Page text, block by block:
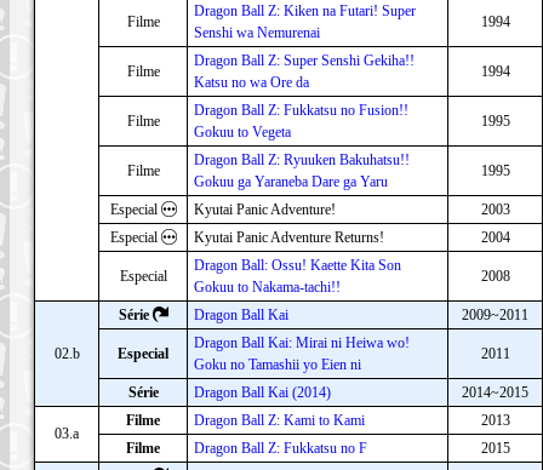
Filme
Dragon Ball Z: Kiken na Futari! Super
Senshi wa Nemurenai
1994
Filme
Dragon Ball Z: Super Senshi Gekiha!!
Katsu no wa Ore da
1994
Filme
Dragon Ball Z: Fukkatsu no Fusion!!
Gokuu to Vegeta
1995
Filme
Dragon Ball Z: Ryuuken Bakuhatsu!!
Gokuu ga Yaraneba Dare ga Yaru
1995
Especial Kyutai Panic Adventure!
2003
Especial
Kyutai Panic Adventure Returns! 2004
Especial
Dragon Ball: Ossu! Kaette Kita Son
Gokuu to Nakama-tachi!!
2008
02.b
Série Dragon Ball Kai 2009~2011
Especial
Dragon Ball Kai: Mirai ni Heiwa wo!
Goku no Tamashii yo Eien ni
2011
Série Dragon Ball Kai (2014) 2014~2015
03.a
Filme Dragon Ball Z: Kami to Kami
2013
Filme
Dragon Ball Z: Fukkatsu no F 2015